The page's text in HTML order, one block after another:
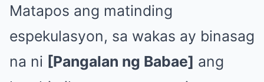
Matapos ang matinding
espekulasyon, sa wakas ay binasag
na ni [Pangalan ng Babae] ang